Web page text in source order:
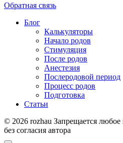
Обратная связь
Блог
Калькуляторы
Начало родов
Стимуляция
После родов
Анестезия
Послеродовой период
Процесс родов
Подготовка
Статьи
© 2026 rozhau Запрещается
без согласия автора